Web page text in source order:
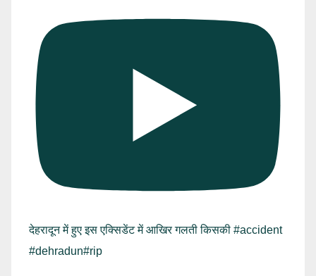
देहरादून में हुए इस एक्सिडेंट में आखिर गलती किसकी #accident
#dehradun#rip